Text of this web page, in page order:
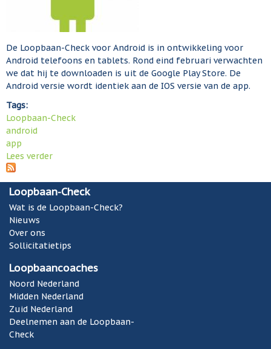
e
l
o
r
e
b
a
n
-
C
c
e
p
e
De Loopbaan-Check voor Android is in ontwikkeling voor
Android telefoons en tablets. Rond eind februari verwachten
we dat hij te downloaden is uit de Google Play Store. De
Android versie wordt identiek aan de IOS versie van de app.
Tags:
Loopbaan-Check
android
app
Lees verder
e
r
L
p
a
a
n
-
C
Loopbaan-Check
Wat is de Loopbaan-Check?
Nieuws
Over ons
Sollicitatietips
Loopbaancoaches
Noord Nederland
Midden Nederland
Zuid Nederland
Deelnemen aan de Loopbaan-
Check